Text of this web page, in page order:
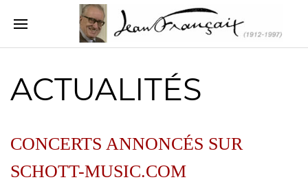
ACTUALITÉS
CONCERTS ANNONCÉS SUR
SCHOTT-MUSIC.COM